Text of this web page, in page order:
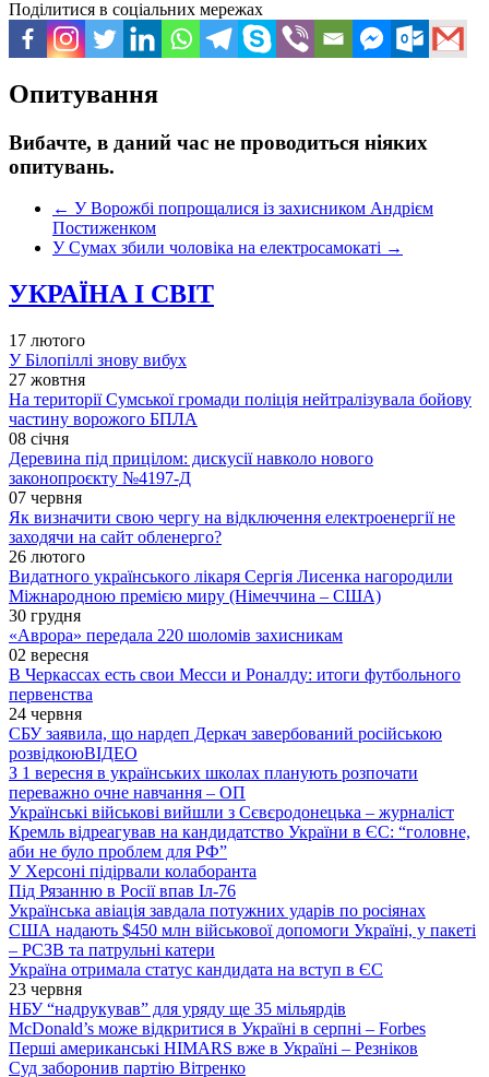
Поділитися в соціальних мережах
Опитування
Вибачте, в даний час не проводиться ніяких
опитувань.
← У Ворожбі попрощалися із захисником Андрієм
Постиженком
У Сумах збили чоловіка на електросамокаті →
УКРАЇНА І СВІТ
17 лютого
У Білопіллі знову вибух
27 жовтня
На території Сумської громади поліція нейтралізувала бойову
частину ворожого БПЛА
08 січня
Деревина під прицілом: дискусії навколо нового
законопроєкту №4197-Д
07 червня
Як визначити свою чергу на відключення електроенергії не
заходячи на сайт обленерго?
26 лютого
Видатного українського лікаря Сергія Лисенка нагородили
Міжнародною премією миру (Німеччина – США)
30 грудня
«Аврора» передала 220 шоломів захисникам
02 вересня
В Черкассах есть свои Месси и Роналду: итоги футбольного
первенства
24 червня
СБУ заявила, що нардеп Деркач завербований російською
розвідкоюВІДЕО
З 1 вересня в українських школах планують розпочати
переважно очне навчання – ОП
Українські військові вийшли з Сєвєродонецька – журналіст
Кремль відреагував на кандидатство України в ЄС: “головне,
аби не було проблем для РФ”
У Херсоні підірвали колаборанта
Під Рязанню в Росії впав Іл-76
Українська авіація завдала потужних ударів по росіянах
США надають $450 млн військової допомоги Україні, у пакеті
– РСЗВ та патрульні катери
Україна отримала статус кандидата на вступ в ЄС
23 червня
НБУ “надрукував” для уряду ще 35 мільярдів
McDonald’s може відкритися в Україні в серпні – Forbes
Перші американські HIMARS вже в Україні – Резніков
Суд заборонив партію Вітренко